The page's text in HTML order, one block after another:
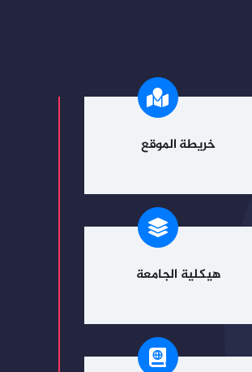
خريطة الموقع
هيكلية الجامعة